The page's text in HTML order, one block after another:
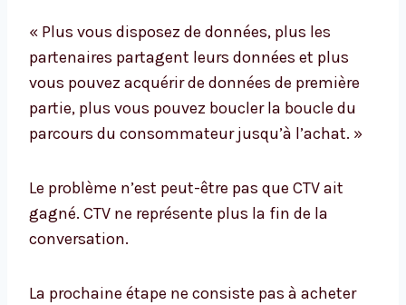
« Plus vous disposez de données, plus les
partenaires partagent leurs données et plus
vous pouvez acquérir de données de première
partie, plus vous pouvez boucler la boucle du
parcours du consommateur jusqu’à l’achat. »
Le problème n’est peut-être pas que CTV ait
gagné. CTV ne représente plus la fin de la
conversation.
La prochaine étape ne consiste pas à acheter